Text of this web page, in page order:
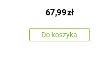
67,99zł
Do koszyka